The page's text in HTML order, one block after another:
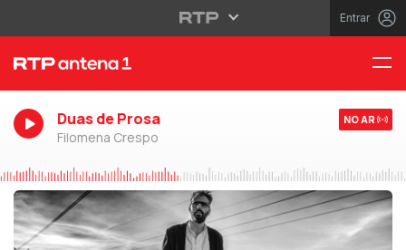
Entrar
Duas de Prosa
Filomena Crespo
NO AR